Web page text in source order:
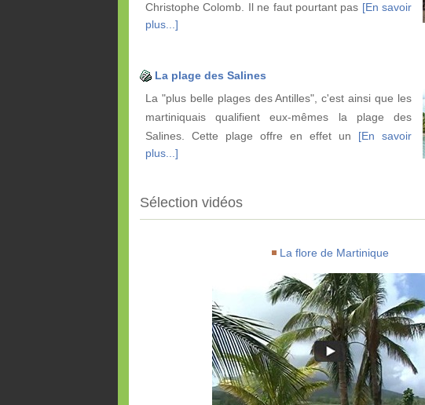
Christophe Colomb. Il ne faut pourtant pas [En savoir
plus...]
La plage des Salines
La "plus belle plages des Antilles", c'est ainsi que les
martiniquais qualifient eux-mêmes la plage des
Salines. Cette plage offre en effet un [En savoir
plus...]
Sélection vidéos
La flore de Martinique